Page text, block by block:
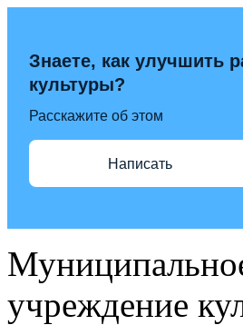
Знаете, как улучшить
культуры?
Расскажите об этом
Написать
учреждение